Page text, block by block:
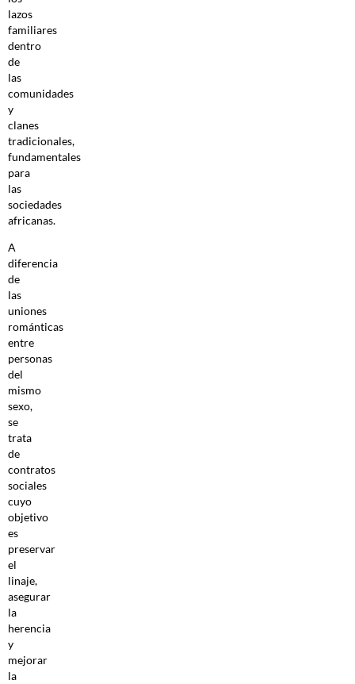
lazos
familiares
dentro
de
las
comunidades
y
clanes
tradicionales,
fundamentales
para
las
sociedades
africanas.
A
diferencia
de
las
uniones
románticas
entre
personas
del
mismo
sexo,
se
trata
de
contratos
sociales
cuyo
objetivo
es
preservar
el
linaje,
asegurar
la
herencia
y
mejorar
la